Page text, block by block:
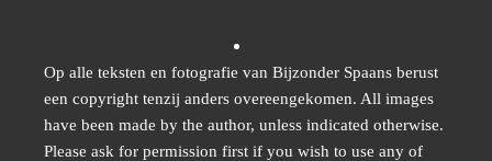
Op alle teksten en fotografie van Bijzonder Spaans berust
een copyright tenzij anders overeengekomen. All images
have been made by the author, unless indicated otherwise.
Please ask for permission first if you wish to use any of